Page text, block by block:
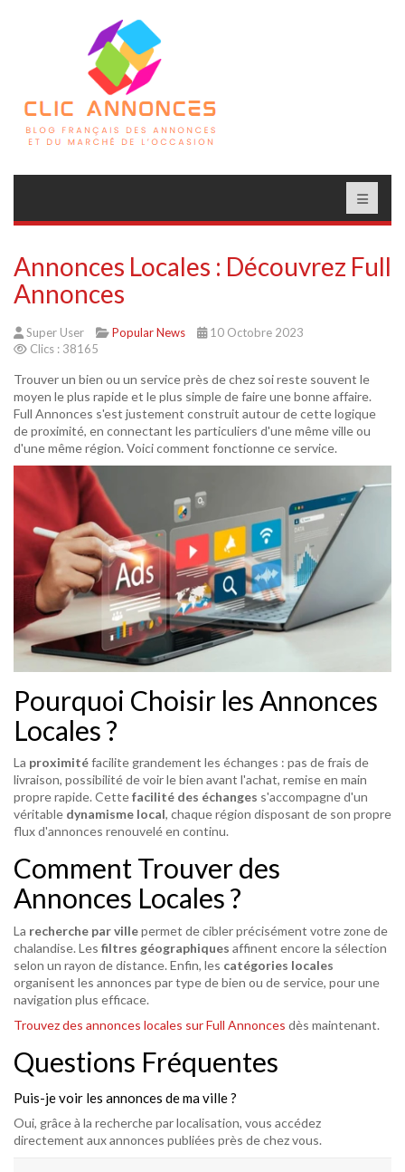
Annonces Locales : Découvrez Full
Annonces
Super User Popular News
10 Octobre 2023
Clics : 38165
Trouver un bien ou un service près de chez soi reste souvent le
moyen le plus rapide et le plus simple de faire une bonne affaire.
Full Annonces s'est justement construit autour de cette logique
de proximité, en connectant les particuliers d'une même ville ou
d'une même région. Voici comment fonctionne ce service.
Pourquoi Choisir les Annonces
Locales ?
La proximitéfacilite grandement les échanges : pas de frais de
livraison, possibilité de voir le bien avant l'achat, remise en main
propre rapide. Cettefacilité des échanges s'accompagne d'un
véritable dynamisme local, chaque région disposant de son propre
flux d'annonces renouvelé en continu.
Comment Trouver des
Annonces Locales ?
La recherche par villepermet de cibler précisément votre zone de
chalandise. Les filtres géographiques affinent encore la sélection
selon un rayon de distance. Enfin, les catégories locales
organisent les annonces par type de bien ou de service, pour une
navigation plus efficace.
Trouvez des annonces locales sur Full Annonces dès maintenant.
Questions Fréquentes
Puis-je voir les annonces de ma ville ?
Oui, grâce à la recherche par localisation, vous accédez
directement aux annonces publiées près de chez vous.